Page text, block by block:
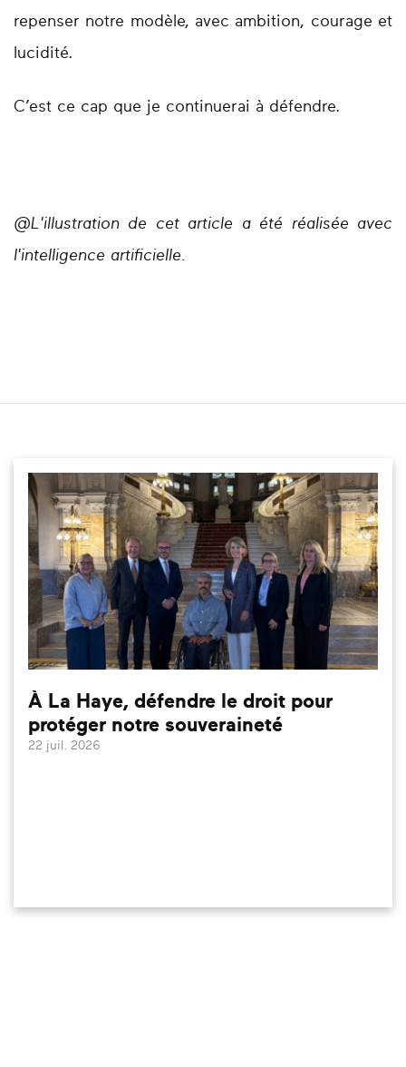
repenser notre modèle, avec ambition, courage et
lucidité.
C’est ce cap que je continuerai à défendre.
@L'illustration de cet article a été réalisée avec
l'intelligence artificielle.
À La Haye, défendre le droit pour
protéger notre souveraineté
22 juil. 2026